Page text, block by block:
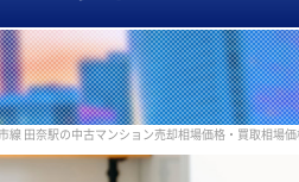
線 田奈駅の中古マンション売却相場価格・買取相場価